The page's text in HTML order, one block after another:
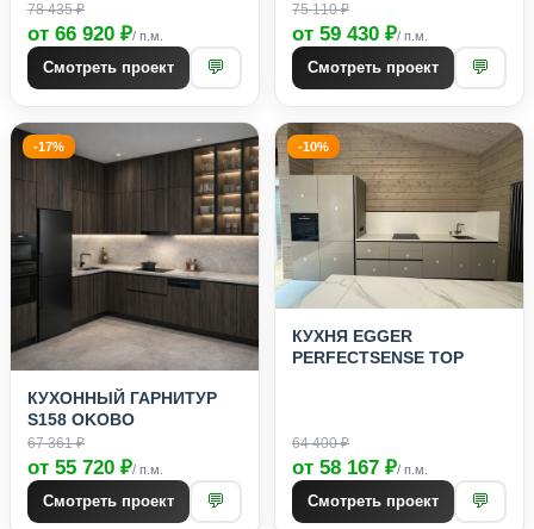
78 435 ₽
от 66 920 ₽/ п.м.
Смотреть проект 💬
75 110 ₽
от 59 430 ₽/ п.м.
Смотреть проект 💬
-17%
КУХОННЫЙ ГАРНИТУР
S158 OKOBO
67 361 ₽
от 55 720 ₽/ п.м.
Смотреть проект 💬
-10%
КУХНЯ EGGER
PERFECTSENSE TOP
64 400 ₽
от 58 167 ₽/ п.м.
Смотреть проект 💬